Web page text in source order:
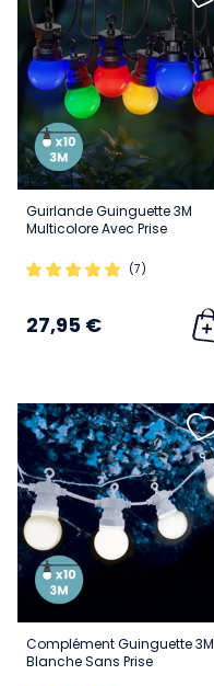
Guirlande Guinguette 3M
Multicolore Avec Prise
(7)
27,95 €
Complément Guinguette 3M
Blanche Sans Prise